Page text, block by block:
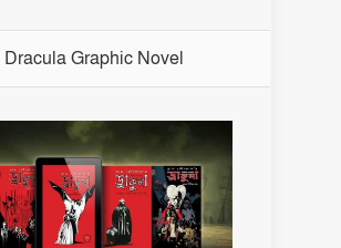
Dracula Graphic Novel